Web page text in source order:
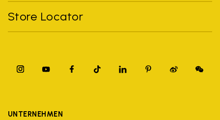
Store Locator
UNTERNEHMEN